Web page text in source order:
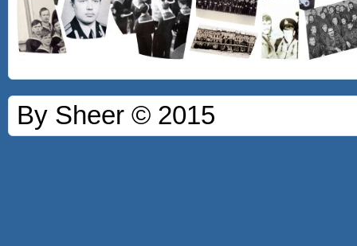
By Sheer © 2015